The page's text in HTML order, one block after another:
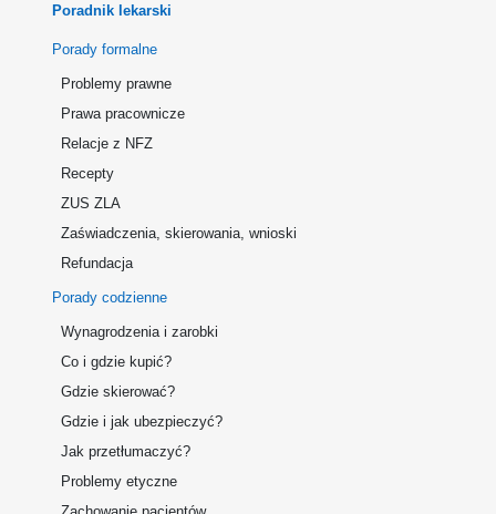
Poradnik lekarski
Porady formalne
Problemy prawne
Prawa pracownicze
Relacje z NFZ
Recepty
ZUS ZLA
Zaświadczenia, skierowania, wnioski
Refundacja
Porady codzienne
Wynagrodzenia i zarobki
Co i gdzie kupić?
Gdzie skierować?
Gdzie i jak ubezpieczyć?
Jak przetłumaczyć?
Problemy etyczne